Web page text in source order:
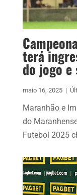
terá
do jogo
maio 16, 2025 |
Maranhão e
do
Futebol 2025